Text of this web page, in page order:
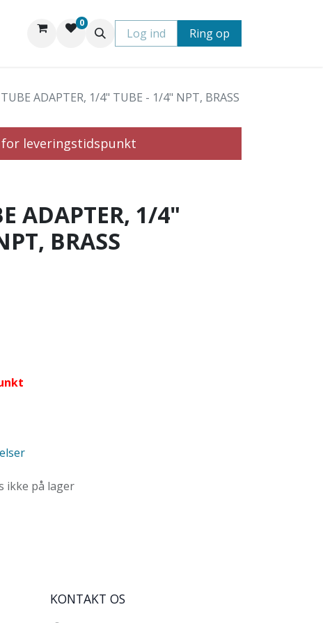
0
Log ind Ring op
ADAPTER, 1/4" TUBE - 1/4" NPT, BRASS
for leveringstidspunkt
ADAPTER, 1/4"
BRASS
ikke på lager
KONTAKT OS